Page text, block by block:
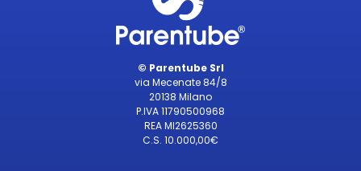
© Parentube Srl
via Mecenate 84/8
20138 Milano
P.IVA 11790500968
REA MI2625360
C.S. 10.000,00€